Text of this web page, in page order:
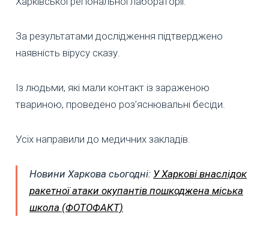
За результатами дослідження підтверджено
наявність вірусу сказу.
Із людьми, які мали контакт із зараженою
твариною, проведено роз’яснювальні бесіди.
Усіх направили до медичних закладів.
Новини Харкова сьогодні: У Харкові внаслідок
ракетної атаки окупантів пошкоджена міська
школа (ФОТОФАКТ)